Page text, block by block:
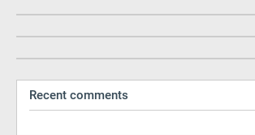
Recent comments